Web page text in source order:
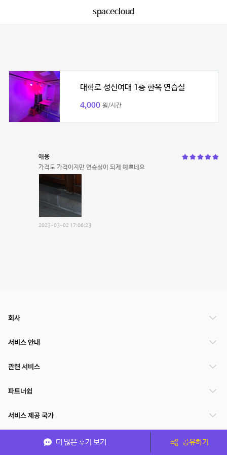
spacecloud
대학로 성신여대 1층 한옥 연습실
4,000 원/시간
애용
가격도 가격이지만 연습실이 되게 예쁘네요
2023-03-02 17:06:23
더 많은 후기 보기 공유하기
회사
서비스 안내
관련 서비스
파트너쉽
서비스 제공 국가